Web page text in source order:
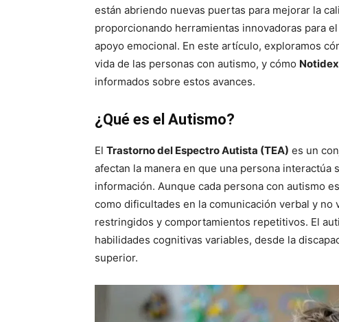
están abriendo nuevas puertas para mejorar la
proporcionando herramientas innovadoras para
apoyo emocional. En este artículo, exploramos
vida de las personas con autismo, y cómo Notidex
informados sobre estos avances.
¿Qué es el Autismo?
El Trastorno del Espectro Autista (TEA) es un
afectan la manera en que una persona interactúa
información. Aunque cada persona con autismo
como dificultades en la comunicación verbal y
restringidos y comportamientos repetitivos. El
habilidades cognitivas variables, desde la
superior.